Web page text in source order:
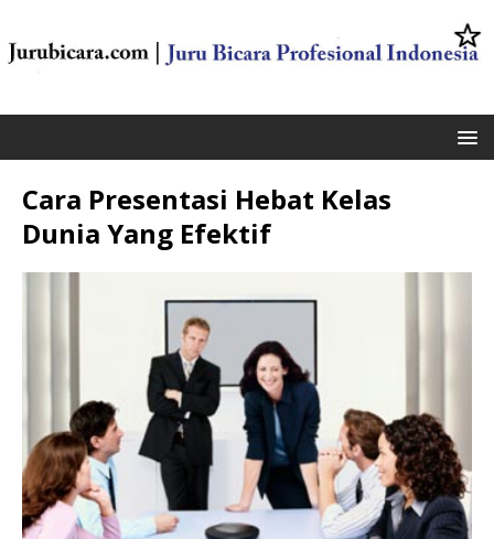
Cara Presentasi Hebat Kelas
Dunia Yang Efektif